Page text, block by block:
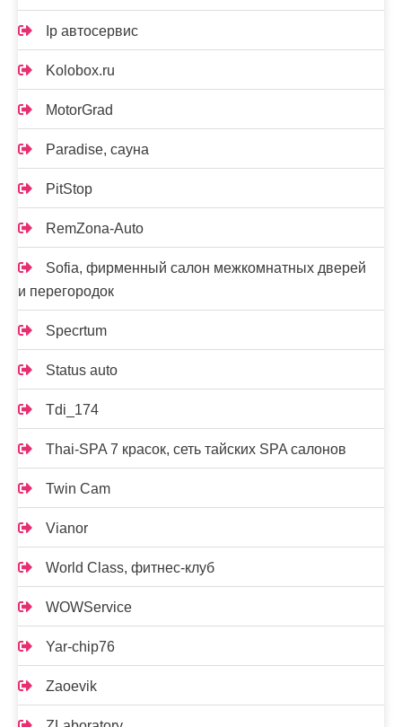
Ip автосервис
Kolobox.ru
MotorGrad
Paradise, сауна
PitStop
RemZona-Auto
Sofia, фирменный салон межкомнатных дверей
и перегородок
Specrtum
Status auto
Tdi_174
Thai-SPA 7 красок, сеть тайских SPA салонов
Twin Cam
Vianor
World Class, фитнес-клуб
WOWService
Yar-chip76
Zaoevik